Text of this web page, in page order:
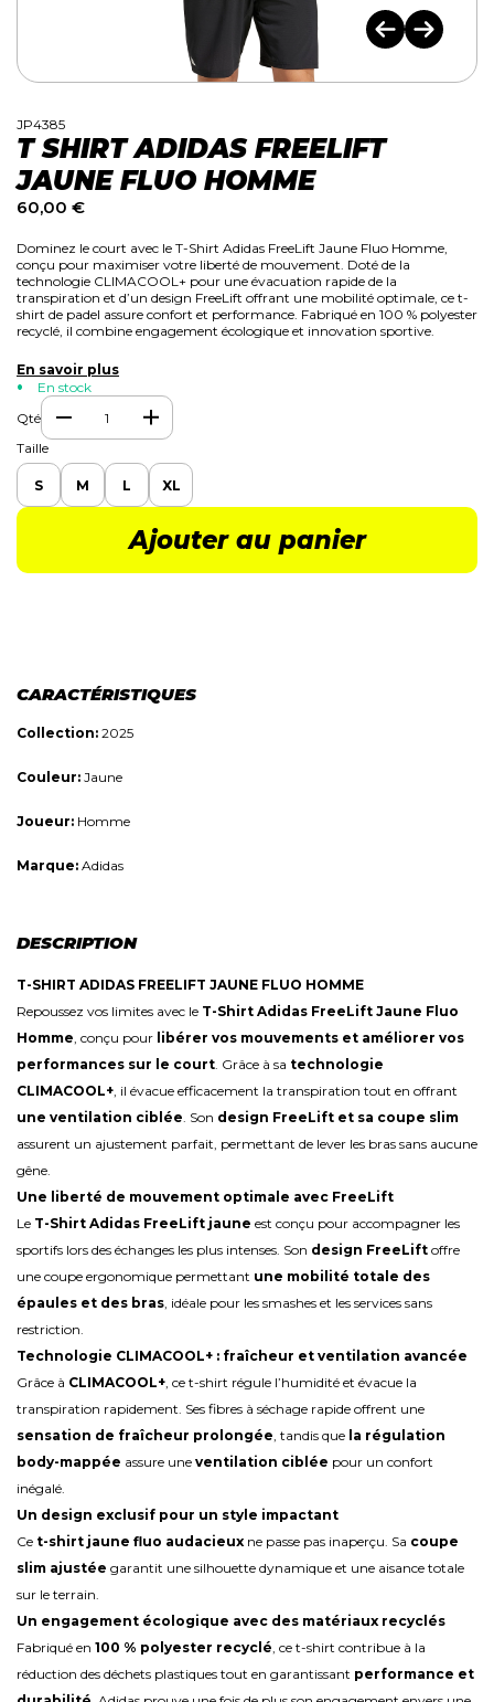
JP4385
T SHIRT ADIDAS FREELIFT
JAUNE FLUO HOMME
60,00 €
Dominez le court avec le T-Shirt Adidas FreeLift Jaune Fluo Homme,
conçu pour maximiser votre liberté de mouvement. Doté de la
technologie CLIMACOOL+ pour une évacuation rapide de la
transpiration et d’un design FreeLift offrant une mobilité optimale, ce t-
shirt de padel assure confort et performance. Fabriqué en 100 % polyester
recyclé, il combine engagement écologique et innovation sportive.
En savoir plus
En stock
Qté
Taille
S M L XL
Ajouter au panier
CARACTÉRISTIQUES
Collection: 2025
Couleur: Jaune
Joueur: Homme
Marque: Adidas
DESCRIPTION
T-SHIRT ADIDAS FREELIFT JAUNE FLUO HOMME
Repoussez vos limites avec le T-Shirt Adidas FreeLift Jaune Fluo
Homme, conçu pour libérer vos mouvements et améliorer vos
performances sur le court. Grâce à sa technologie
CLIMACOOL+, il évacue efficacement la transpiration tout en offrant
une ventilation ciblée. Son design FreeLift et sa coupe slim
assurent un ajustement parfait, permettant de lever les bras sans aucune
gêne.
Une liberté de mouvement optimale avec FreeLift
Le T-Shirt Adidas FreeLift jaune est conçu pour accompagner les
sportifs lors des échanges les plus intenses. Son design FreeLift offre
une coupe ergonomique permettant une mobilité totale des
épaules et des bras, idéale pour les smashes et les services sans
restriction.
Technologie CLIMACOOL+ : fraîcheur et ventilation avancée
Grâce à CLIMACOOL+, ce t-shirt régule l’humidité et évacue la
transpiration rapidement. Ses fibres à séchage rapide offrent une
sensation de fraîcheur prolongée, tandis que la régulation
body-mappée assure une ventilation ciblée pour un confort
inégalé.
Un design exclusif pour un style impactant
Ce t-shirt jaune fluo audacieuxne passe pas inaperçu. Sa coupe
slim ajustée garantit une silhouette dynamique et une aisance totale
sur le terrain.
Un engagement écologique avec des matériaux recyclés
Fabriqué en 100 % polyester recyclé, ce t-shirt contribue à la
réduction des déchets plastiques tout en garantissant performance et